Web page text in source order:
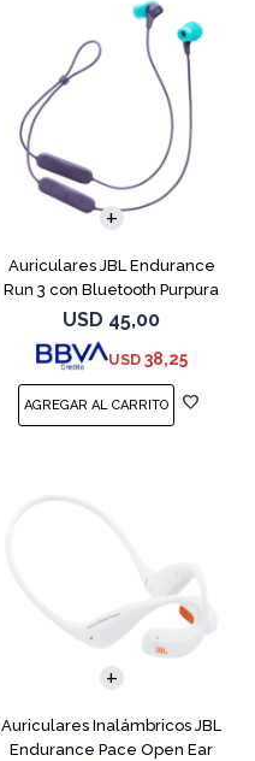
Auriculares JBL Endurance
Run 3 con Bluetooth Purpura
USD 45,00
USD 38,25
Auriculares Inalámbricos JBL
Endurance Pace Open Ear